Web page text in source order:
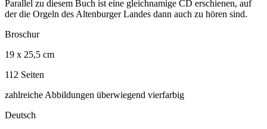
Parallel zu diesem Buch ist eine gleichnamige CD erschienen, auf
der die Orgeln des Altenburger Landes dann auch zu hören sind.
Broschur
19 x 25,5 cm
112 Seiten
zahlreiche Abbildungen überwiegend vierfarbig
Deutsch